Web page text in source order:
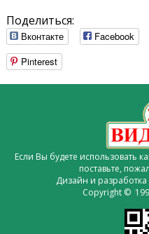
Поделиться:
Вконтакте Facebook
Pinterest
Если Вы будете использовать
поставьте,
Дизайн и
Copyright ©